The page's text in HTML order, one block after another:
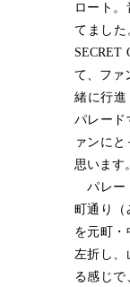
ロート
てました
て、ファ
緒に行進
パレード
ァンに
思います。
パレー
町通り（
を元町・
左折し、
る感じで